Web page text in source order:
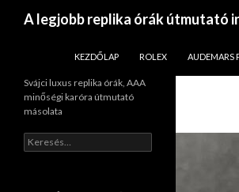
A legjobb replika órák útmutató
KEZDŐLAP
ROLEX AUDEMARS
Svájci luxus replika órák, AAA
minőségi karóra útmutató
másolata
Keresés: